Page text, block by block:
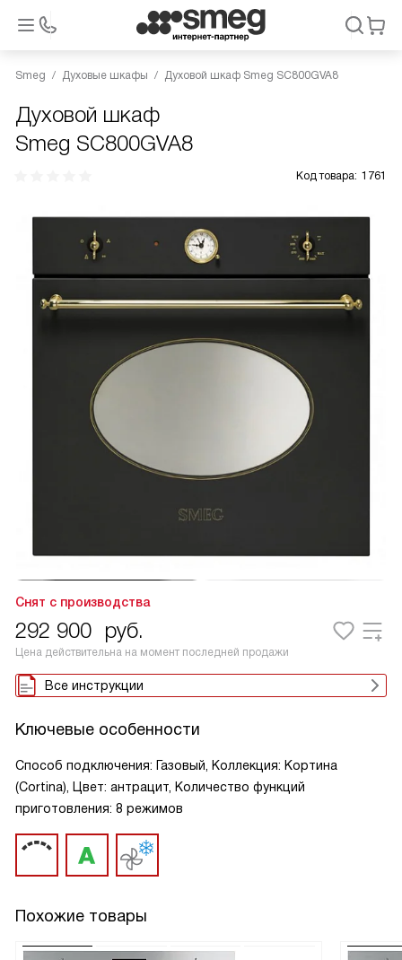
Smeg Духовые шкафы Духовой шкаф Smeg SC800GVA8
Духовой шкаф
Smeg SC800GVA8
Код товара: 1761
Снят с производства
292 900 руб.
Цена действительна на момент последней продажи
Все инструкции
Ключевые особенности
Способ подключения: Газовый, Коллекция: Кортина
(Cortina), Цвет: антрацит, Количество функций
приготовления: 8 режимов
Похожие товары